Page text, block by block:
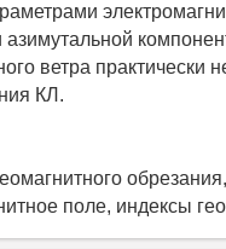
ветра практически
КЛ.
поле, индексы